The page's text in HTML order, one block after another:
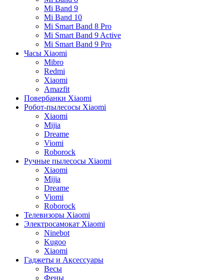
Mi Band 9
Mi Band 10
Mi Smart Band 8 Pro
Mi Smart Band 9 Active
Mi Smart Band 9 Pro
Часы Xiaomi
Mibro
Redmi
Xiaomi
Amazfit
Повербанки Xiaomi
Робот-пылесосы Xiaomi
Xiaomi
Mijia
Dreame
Viomi
Roborock
Ручные пылесосы Xiaomi
Xiaomi
Mijia
Dreame
Viomi
Roborock
Телевизоры Xiaomi
Электросамокат Xiaomi
Ninebot
Kugoo
Xiaomi
Гаджеты и Аксессуары
Весы
Фены